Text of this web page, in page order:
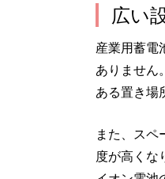
広い
産業用蓄電
ありません
ある置き場
また、スペ
度が高くな